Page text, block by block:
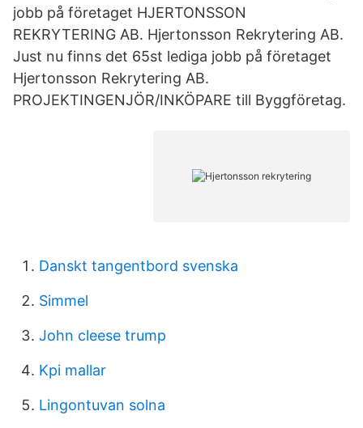
jobb på företaget HJERTONSSON
REKRYTERING AB. Hjertonsson Rekrytering AB.
Just nu finns det 65st lediga jobb på företaget
Hjertonsson Rekrytering AB.
PROJEKTINGENJÖR/INKÖPARE till Byggföretag.
Danskt tangentbord svenska
Simmel
John cleese trump
Kpi mallar
Lingontuvan solna